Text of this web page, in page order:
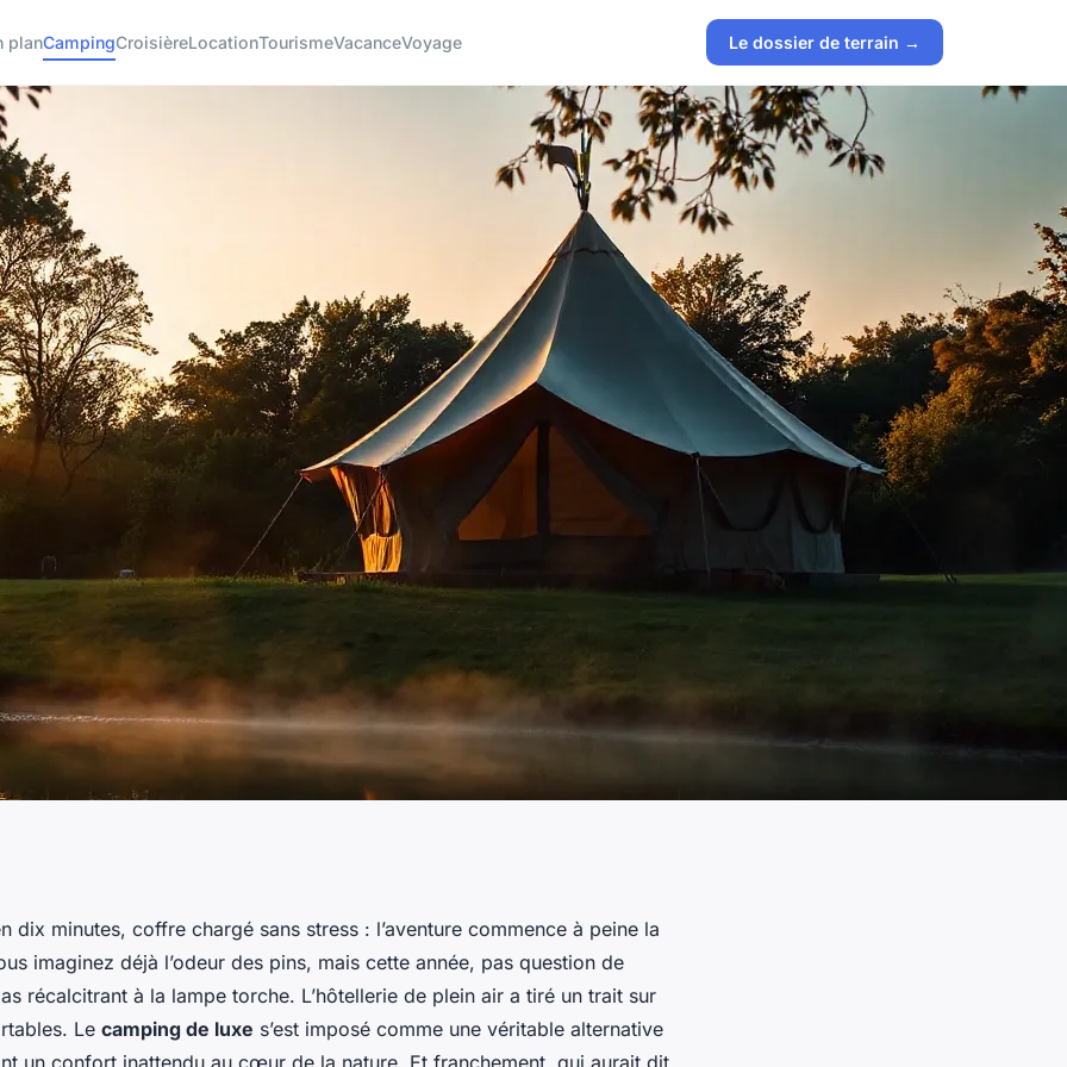
planCampingCroisièreLocationTourismeVacanceVoyage Le dossier de terrain →
le camping de
dix minutes, coffre chargé sans stress : l’aventure commence à peine la
imaginez déjà l’odeur des pins, mais cette année, pas question de
récalcitrant à la lampe torche. L’hôtellerie de plein air a tiré un trait sur
Le camping de luxe s’est imposé comme une véritable alternative
un confort inattendu au cœur de la nature. Et franchement, qui aurait dit